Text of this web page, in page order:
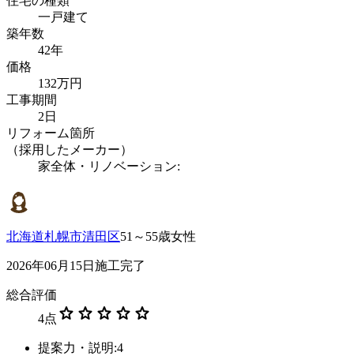
一戸建て
築年数
42年
価格
132万円
工事期間
2日
リフォーム箇所
（採用したメーカー）
家全体・リノベーション:
北海道札幌市清田区51～55歳女性
2026年06月15日施工完了
総合評価
4点 star star star star star
提案力・説明:4